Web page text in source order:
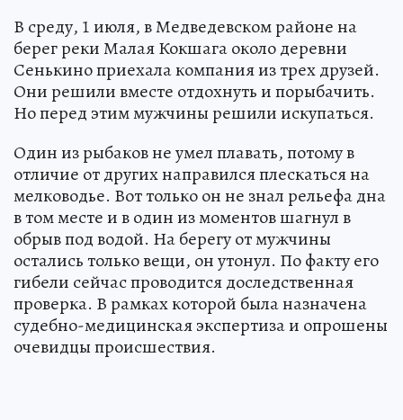
В среду, 1 июля, в Медведевском районе на
берег реки Малая Кокшага около деревни
Сенькино приехала компания из трех друзей.
Они решили вместе отдохнуть и порыбачить.
Но перед этим мужчины решили искупаться.
Один из рыбаков не умел плавать, потому в
отличие от других направился плескаться на
мелководье. Вот только он не знал рельефа дна
в том месте и в один из моментов шагнул в
обрыв под водой. На берегу от мужчины
остались только вещи, он утонул. По факту его
гибели сейчас проводится доследственная
проверка. В рамках которой была назначена
судебно-медицинская экспертиза и опрошены
очевидцы происшествия.